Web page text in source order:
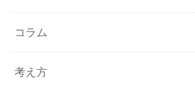
コラム
考え方